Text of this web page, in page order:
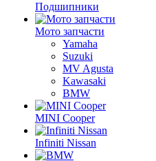
Подшипники
Мото запчасти
Yamaha
Suzuki
MV Agusta
Kawasaki
BMW
MINI Cooper
Infiniti Nissan